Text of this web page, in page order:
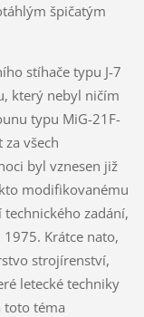
špičatým
stíhače typu J-7
který nebyl ničím
typu MiG-21F-
všech
byl vznesen již
modifikovanému
zadání,
Krátce nato,
strojírenství,
letecké techniky
toto téma